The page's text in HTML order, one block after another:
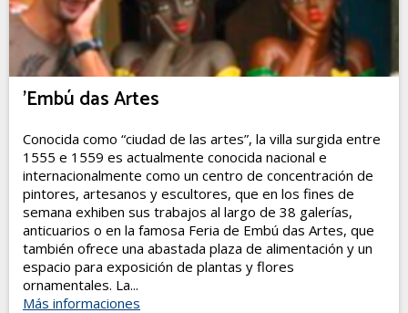
'Embú das Artes
Conocida como “ciudad de las artes”, la villa surgida entre
1555 e 1559 es actualmente conocida nacional e
internacionalmente como un centro de concentración de
pintores, artesanos y escultores, que en los fines de
semana exhiben sus trabajos al largo de 38 galerías,
anticuarios o en la famosa Feria de Embú das Artes, que
también ofrece una abastada plaza de alimentación y un
espacio para exposición de plantas y flores
ornamentales. La...
Más informaciones